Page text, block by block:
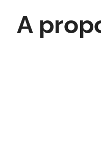
A